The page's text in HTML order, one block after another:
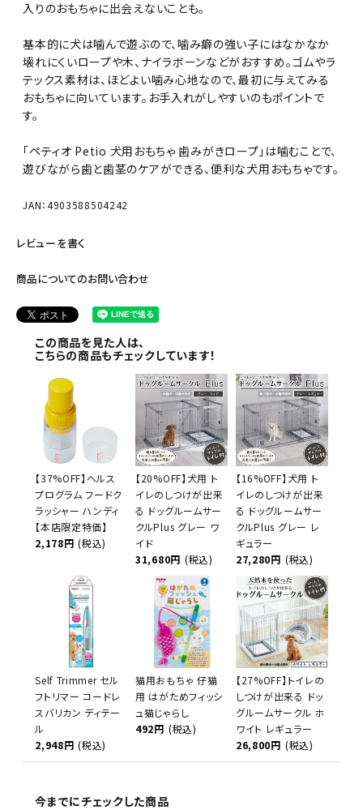
入りのおもちゃに出会えないことも。
基本的に犬は噛んで遊ぶので、噛み癖の強い子にはなかなか
壊れにくいロープや木、ナイラボーンなどがおすすめ。ゴムやラ
テックス素材は、ほどよい噛み心地なので、最初に与えてみる
おもちゃに向いています。お手入れがしやすいのもポイントで
す。
「ペティオ Petio 犬用おもちゃ 歯みがきロープ」は噛むことで、
遊びながら歯と歯茎のケアができる、便利な犬用おもちゃです。
JAN：4903588504242
レビューを書く
商品についてのお問い合わせ
この商品を見た人は、
こちらの商品もチェックしています！
【37%OFF】ヘルス
プログラム フードク
ラッシャー ハンディ
【本店限定特価】
2,178円 (税込)
【20%OFF】犬用 ト
イレのしつけが出来
る ドッグルームサー
クルPlus グレー ワ
イド
31,680円 (税込)
【16%OFF】犬用 ト
イレのしつけが出来
る ドッグルームサー
クルPlus グレー レ
ギュラー
27,280円 (税込)
Self Trimmer セル
フトリマー コードレ
スバリカン ディテー
ル
2,948円 (税込)
猫用おもちゃ 仔猫
用 はがためフィッシ
ュ猫じゃらし
492円 (税込)
【27%OFF】トイレの
しつけが出来る ドッ
グルームサークル ホ
ワイト レギュラー
26,800円 (税込)
今までにチェックした商品